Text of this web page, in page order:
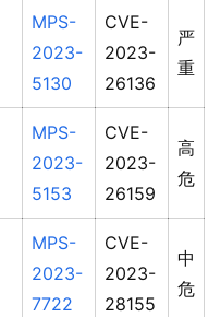
MPS-
2023-
5130
CVE-
2023-
26136
严
重
MPS-
2023-
5153
CVE-
2023-
26159
高
危
MPS-
2023-
7722
CVE-
2023-
28155
中
危